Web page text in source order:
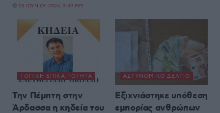
25 ΙΟΥΝΊΟΥ 2026, 3:59 ΜΜ
ΤΟΠΙΚΉ ΕΠΙΚΑΙΡΌΤΗΤΑ
Την Πέμπτη στην
Άρδασσα η κηδεία του
ΑΣΤΥΝΟΜΙΚΌ ΔΕΛΤΊΟ
Εξιχνιάστηκε υπόθεση
εμπορίας ανθρώπων